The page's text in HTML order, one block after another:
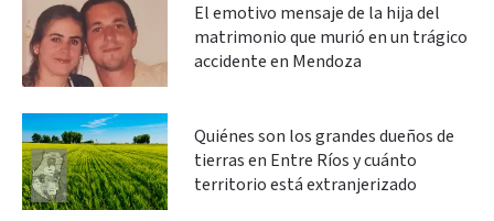
El emotivo mensaje de la hija del
matrimonio que murió en un trágico
accidente en Mendoza
Quiénes son los grandes dueños de
tierras en Entre Ríos y cuánto
territorio está extranjerizado